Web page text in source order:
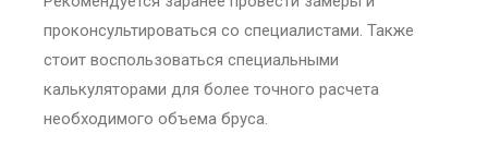
проконсультироваться со специалистами. Также
стоит воспользоваться специальными
калькуляторами для более точного расчета
необходимого объема бруса.